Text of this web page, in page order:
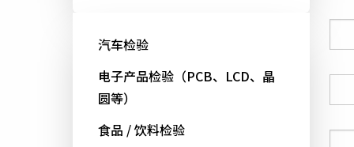
汽车检验
电子产品检验（PCB、LCD、晶
圆等）
食品 / 饮料检验
国家